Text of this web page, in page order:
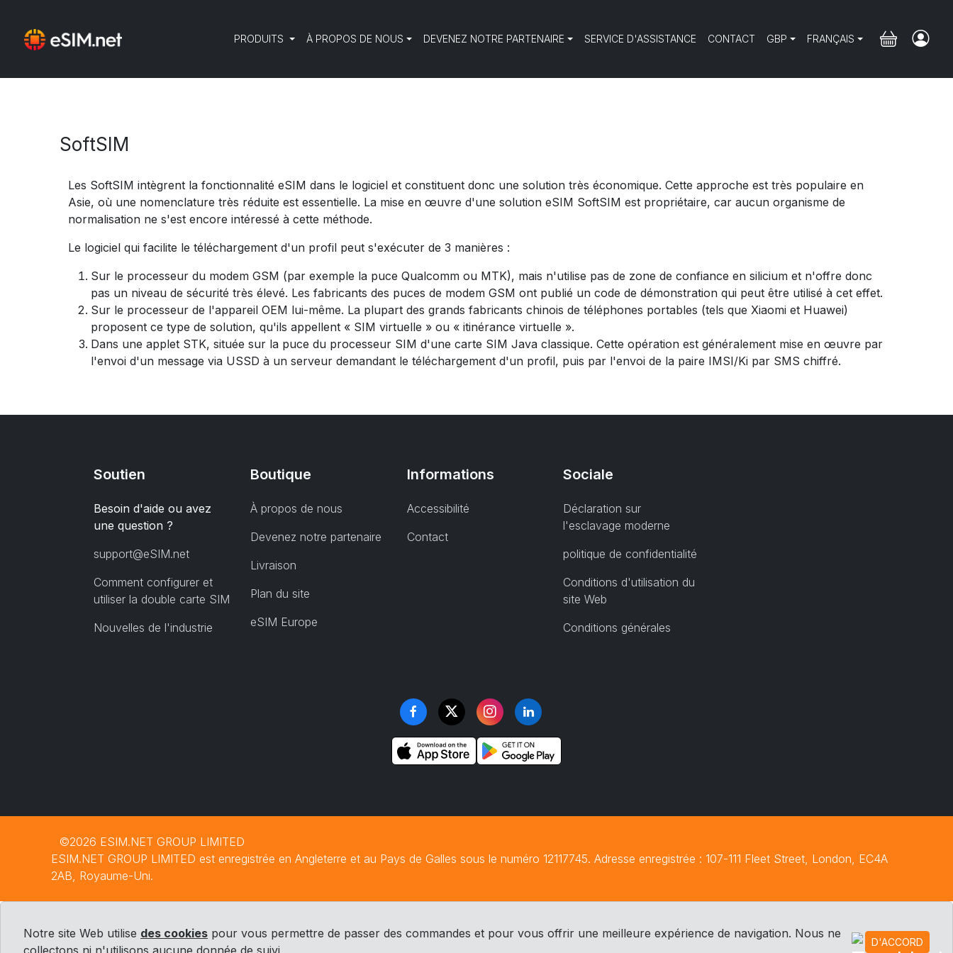
PRODUITS À PROPOS DE NOUS DEVENEZ NOTRE PARTENAIRE SERVICE D'ASSISTANCE CONTACT GBP FRANÇAIS
SoftSIM
Les SoftSIM intègrent la fonctionnalité eSIM dans le logiciel et constituent donc une solution très économique. Cette approche est très populaire en
Asie, où une nomenclature très réduite est essentielle. La mise en œuvre d'une solution eSIM SoftSIM est propriétaire, car aucun organisme de
normalisation ne s'est encore intéressé à cette méthode.
Le logiciel qui facilite le téléchargement d'un profil peut s'exécuter de 3 manières :
Sur le processeur du modem GSM (par exemple la puce Qualcomm ou MTK), mais n'utilise pas de zone de confiance en silicium et n'offre donc
pas un niveau de sécurité très élevé. Les fabricants des puces de modem GSM ont publié un code de démonstration qui peut être utilisé à cet effet.
Sur le processeur de l'appareil OEM lui-même. La plupart des grands fabricants chinois de téléphones portables (tels que Xiaomi et Huawei)
proposent ce type de solution, qu'ils appellent « SIM virtuelle » ou « itinérance virtuelle ».
Dans une applet STK, située sur la puce du processeur SIM d'une carte SIM Java classique. Cette opération est généralement mise en œuvre par
l'envoi d'un message via USSD à un serveur demandant le téléchargement d'un profil, puis par l'envoi de la paire IMSI/Ki par SMS chiffré.
Soutien
Besoin d'aide ou avez
une question ?
support@eSIM.net
Comment configurer et
utiliser la double carte SIM
Nouvelles de l'industrie
Boutique
À propos de nous
Devenez notre partenaire
Livraison
Plan du site
eSIM Europe
Informations
Accessibilité
Contact
Sociale
Déclaration sur
l'esclavage moderne
politique de confidentialité
Conditions d'utilisation du
site Web
Conditions générales
©2026 ESIM.NET GROUP LIMITED
ESIM.NET GROUP LIMITED est enregistrée en Angleterre et au Pays de Galles sous le numéro 12117745. Adresse enregistrée : 107-111 Fleet Street, London, EC4A
2AB, Royaume-Uni.
Notre site Web utilise des cookies pour vous permettre de passer des commandes et pour vous offrir une meilleure expérience de navigation. Nous ne
collectons ni n'utilisons aucune donnée de suivi
D'ACCORD